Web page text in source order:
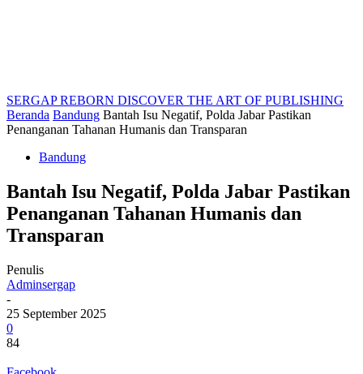
SERGAP REBORN DISCOVER THE ART OF PUBLISHING
Beranda Bandung Bantah Isu Negatif, Polda Jabar Pastikan
Penanganan Tahanan Humanis dan Transparan
Bandung
Bantah Isu Negatif, Polda Jabar Pastikan
Penanganan Tahanan Humanis dan
Transparan
Penulis
Adminsergap
-
25 September 2025
0
84